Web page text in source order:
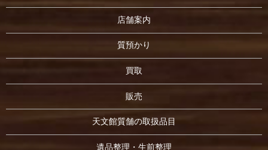
店舗案内
質預かり
買取
販売
天文館質舗の取扱品目
遺品整理・生前整理